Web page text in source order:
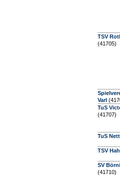
TSV
(41705)
Varl
TuS
(41707)
TuS
TSV
SV
(41710)